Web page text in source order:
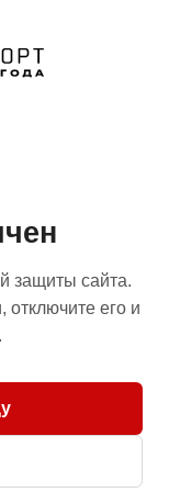
защиты сайта.
отключите его и